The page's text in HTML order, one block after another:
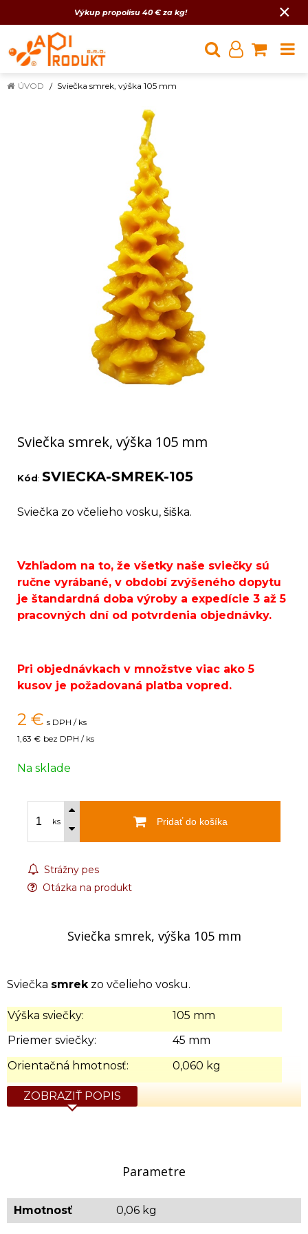
Výkup propolisu 40 € za kg! ×
ÚVOD Sviečka smrek, výška 105 mm
Sviečka smrek, výška 105 mm
Kód: SVIECKA-SMREK-105
Sviečka zo včelieho vosku, šiška.
Vzhľadom na to, že všetky naše sviečky sú
ručne vyrábané, v období zvýšeného dopytu
je štandardná doba výroby a expedície 3 až 5
pracovných dní od potvrdenia objednávky.
Pri objednávkach v množstve viac ako 5
kusov je požadovaná platba vopred.
2 € s DPH / ks
1,63 € bez DPH / ks
Na sklade
ks Pridať do košíka
Strážny pes
Otázka na produkt
Sviečka smrek, výška 105 mm
Sviečka smrekzo včelieho vosku.
Výška sviečky:
105 mm
Priemer sviečky:
45 mm
Orientačná hmotnosť:
0,060 kg
ZOBRAZIŤ POPIS
Parametre
Hmotnosť 0,06 kg